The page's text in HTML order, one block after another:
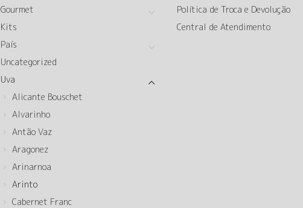
Gourmet
Kits
País
Uncategorized
Uva
Alicante Bouschet
Alvarinho
Antão Vaz
Aragonez
Arinarnoa
Arinto
Cabernet Franc
Política de Troca e Devolução
Central de Atendimento